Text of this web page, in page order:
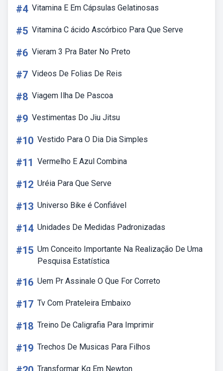
#4 Vitamina E Em Cápsulas Gelatinosas
#5 Vitamina C ácido Ascórbico Para Que Serve
#6 Vieram 3 Pra Bater No Preto
#7 Videos De Folias De Reis
#8 Viagem Ilha De Pascoa
#9 Vestimentas Do Jiu Jitsu
#10 Vestido Para O Dia Dia Simples
#11 Vermelho E Azul Combina
#12 Uréia Para Que Serve
#13 Universo Bike é Confiável
#14 Unidades De Medidas Padronizadas
#15 Um Conceito Importante Na Realização De Uma
Pesquisa Estatística
#16 Uem Pr Assinale O Que For Correto
#17 Tv Com Prateleira Embaixo
#18 Treino De Caligrafia Para Imprimir
#19 Trechos De Musicas Para Filhos
Transformar Kg Em Newton